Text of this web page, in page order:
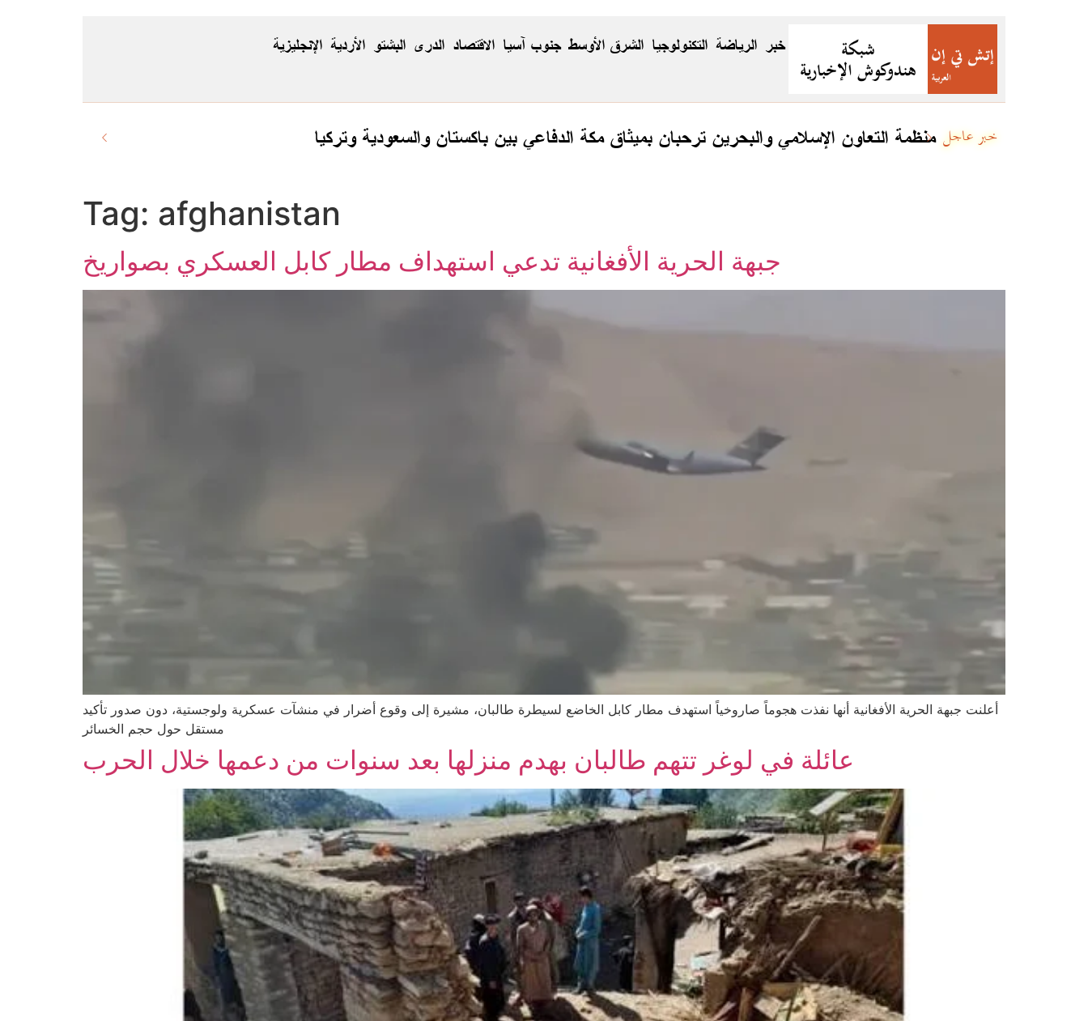
الاقتصاد جنوب آسيا الشرق الأوسط التكنولوجيا الرياضة خبر الإنجليزية الأردية البشتو الدری
منظمة التعاون الإسلامي والبحرين ترحبان بميثاق مكة الدفاعي بين باكستان والسعودية وتركيا خبر عاجل
Tag: afghanistan
جبهة الحرية الأفغانية تدعي استهداف مطار كابل العسكري بصواريخ
أعلنت جبهة الحرية الأفغانية أنها نفذت هجوماً صاروخياً استهدف مطار كابل الخاضع لسيطرة طالبان، مشيرة إلى وقوع أضرار في منشآت عسكرية ولوجستية، دون صدور تأكيد
مستقل حول حجم الخسائر
عائلة في لوغر تتهم طالبان بهدم منزلها بعد سنوات من دعمها خلال الحرب